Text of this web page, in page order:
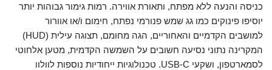
כניסה והנעה ללא מפתח, ותאורת אווירה. רמות גימור גבוהות יותר
יוסיפו פינוקים כמו גג שמש פנורמי נפתח, חימום ו/או אוורור
למושבים הקדמיים והאחוריים, הגה מחומם, תצוגה עילית (HUD)
המקרינה נתוני נסיעה חשובים על השמשה הקדמית, מטען אלחוטי
לסמארטפון, ושקעי USB-C. טכנולוגיות ייחודיות נוספות לוולוו